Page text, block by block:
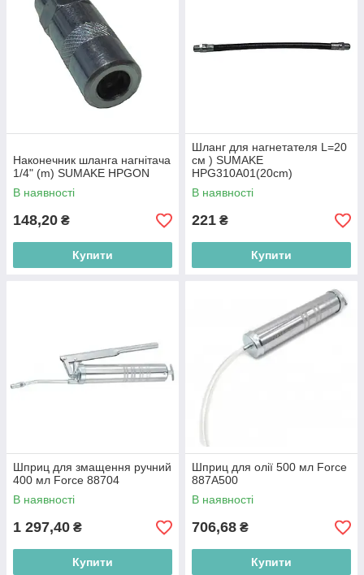
Наконечник шланга нагнітача
1/4" (m) SUMAKE HPGON
В наявності
148,20 ₴
Купити
Шланг для нагнетателя L=20
cм ) SUMAKE
HPG310A01(20cm)
В наявності
221 ₴
Купити
Шприц для змащення ручний
400 мл Force 88704
В наявності
1 297,40 ₴
Купити
Шприц для олії 500 мл Force
887A500
В наявності
706,68 ₴
Купити